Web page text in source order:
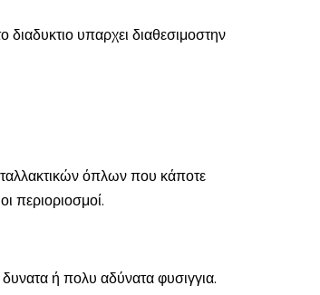
υπαρχει διαθεσιμοστην
όπλων που κάποτε
περιοριοσμοί.
ή πολυ αδύνατα φυσιγγια.